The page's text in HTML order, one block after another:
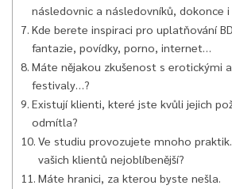
následovnic a následovníků, dokonce i
Kde berete inspiraci pro uplatňování
fantazie, povídky, porno, internet…
Máte nějakou zkušenost s erotickými
festivaly…?
Existují klienti, které jste kvůli jejich
odmítla?
Ve studiu provozujete mnoho
vašich klientů nejoblíbenější?
Máte hranici, za kterou byste nešla.